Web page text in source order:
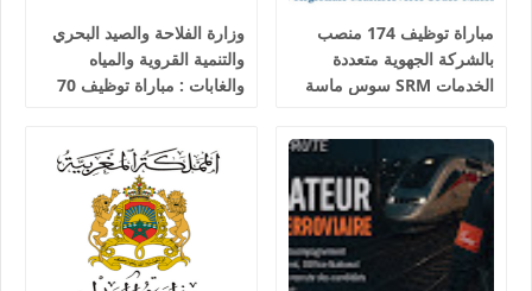
مباراة توظيف 174 منصب
بالشركة الجهوية متعددة
الخدمات SRM سوس ماسة
وزارة الفلاحة والصيد البحري
والتنمية القروية والمياه
والغابات : مباراة توظيف 70